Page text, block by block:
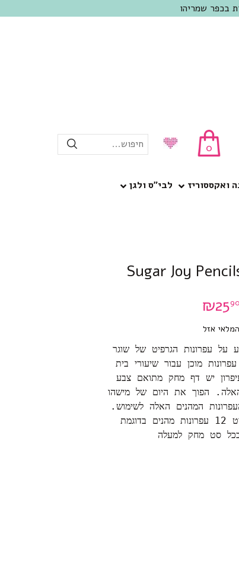
0 חיפוש...
ואקססוריז
לבי”ס ולגן
Sugar Joy
₪2590
המלאי אזל
על עפרונות הגרפיט של שוגר
ג'וי. סט זה של 12 עפרונות מוכן עבור שיעורי בית
יש דף מחק מתואם צבע
הפוך את היום של מישהו
המהנים האלה לשימוש.
מס' 2 עפרונות גרפיט 12 עפרונות מהנים בדוגמת
בכל סט מחק למעלה